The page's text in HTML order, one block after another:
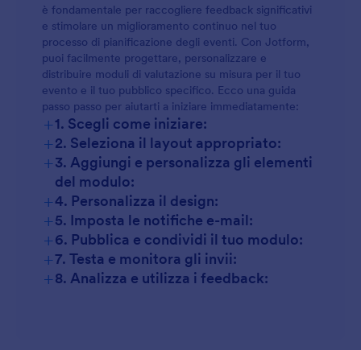
è fondamentale per raccogliere feedback significativi
e stimolare un miglioramento continuo nel tuo
processo di pianificazione degli eventi. Con Jotform,
puoi facilmente progettare, personalizzare e
distribuire moduli di valutazione su misura per il tuo
evento e il tuo pubblico specifico. Ecco una guida
passo passo per aiutarti a iniziare immediatamente:
+1. Scegli come iniziare:
+2. Seleziona il layout appropriato:
+3. Aggiungi e personalizza gli elementi
del modulo:
+4. Personalizza il design:
+5. Imposta le notifiche e-mail:
+6. Pubblica e condividi il tuo modulo:
+7. Testa e monitora gli invii:
+8. Analizza e utilizza i feedback: